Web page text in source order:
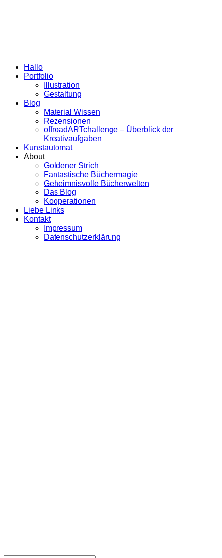
Hallo
Portfolio
Illustration
Gestaltung
Blog
Material Wissen
Rezensionen
offroadARTchallenge – Überblick der
Kreativaufgaben
Kunstautomat
About
Goldener Strich
Fantastische Büchermagie
Geheimnisvolle Bücherwelten
Das Blog
Kooperationen
Liebe Links
Kontakt
Impressum
Datenschutzerklärung